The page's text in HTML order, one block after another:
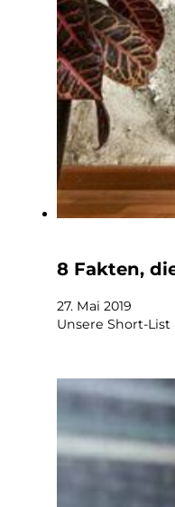
8 Fakten,
27. Mai 2019
Unsere Short-